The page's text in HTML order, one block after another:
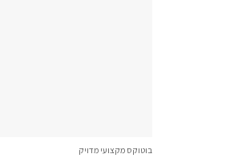
בוטוקס מקצועי מדויק